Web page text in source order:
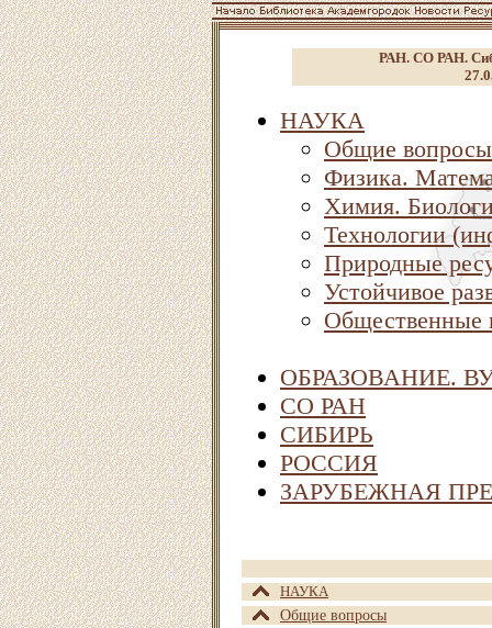
РАН. СО РАН.
НАУКА
Общие вопросы
Физика.
Химия.
Технологии
Природные
Устойчивое
Общественные
ОБРАЗОВАНИЕ.
СО РАН
СИБИРЬ
РОССИЯ
ЗАРУБЕЖНАЯ
НАУКА
Общие вопросы